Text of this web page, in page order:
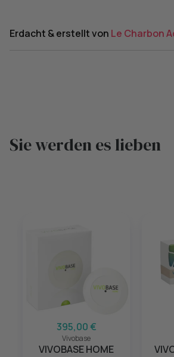
Erdacht & erstellt von Le Charbon
Sie werden es lieben
395,00 €
Vivobase
VIVOBASE HOME